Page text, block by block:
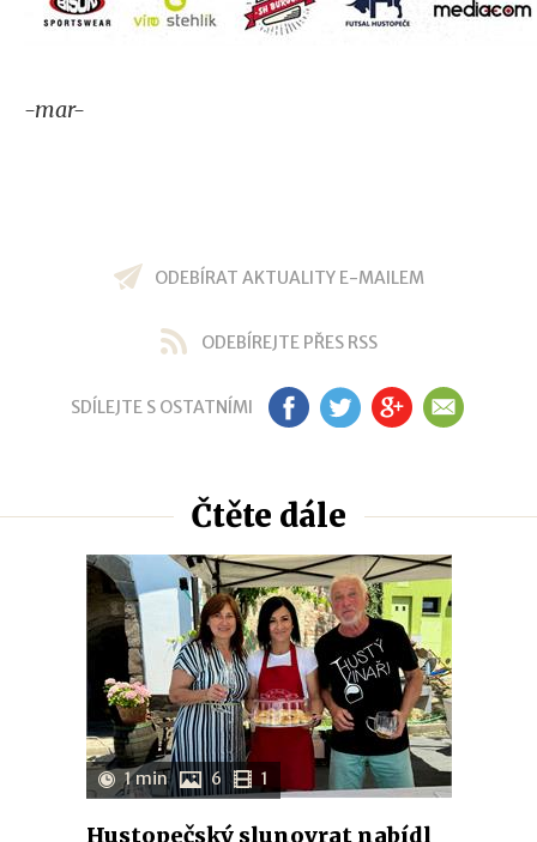
-mar-
ODEBÍRAT AKTUALITY E-MAILEM
ODEBÍREJTE PŘES RSS
SDÍLEJTE S OSTATNÍMI FB TW GP EM
Čtěte dále
1 min 6 1
Hustopečský slunovrat nabídl